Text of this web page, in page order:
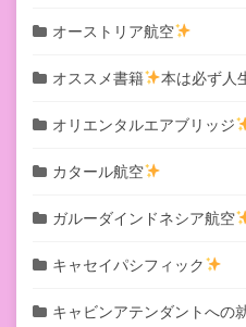
オーストリア航空
オススメ書籍 本は必ず人
オリエンタルエアブリッジ
カタール航空
ガルーダインドネシア航空
キャセイパシフィック
キャビンアテンダントへの